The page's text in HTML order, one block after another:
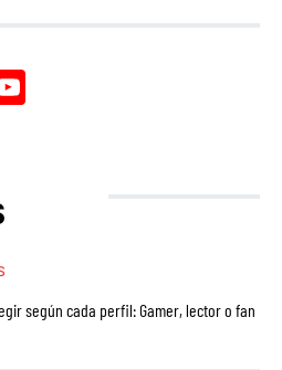
según cada perfil: Gamer, lector o fan